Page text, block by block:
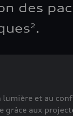
des
2.
lumière et au
grâce aux